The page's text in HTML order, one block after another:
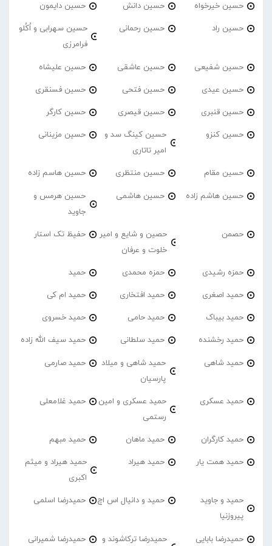
حسین خیرخواه حسین دانش حسین دایمون
حسین راد حسین رحمانی
حسین سهرابی و اُکُلو
فرامرزی
حسین شفیعی حسین عاشقی حسین علیشاه
حسین عیدی حسین فتحی حسین فسنقری
حسین قنبری حسین قیصری حسین کارگر
حسین کنزو
حسین کینگ سد و
امیر تاتاری
حسین مزینانی
حسین مقام حسین منتظری حسین هاسم زاده
حسین هاشم زاده حسین هاشمی
حسین هرمس و
جاوید
حصمن
حصین و شایع و امیر
خلوت و عرفان
حفیظ تک استار
حمزه رشیدی حمزه محمدی حمید
حمید اصغری حمید افتخاری حمید ام کی
حمید بیباک حمید حامی حمید خسروی
حمید رخشنده حمید سلطانی حمید سیف الله زاده
حمید شاهی
حمید شاهی و میلاد
پارسیان
حمید صارمی
حمید عسکری
حمید عسکری و امین
رستمی
حمید غلامعلی
حمید کارگران حمید ماهان حمید مبهم
حمید همت یار حمید هیراد
حمید هیراد و میثم
اکبری
حمید و جاوید
پیروزنیا
حمید و دانیال اس اچ حمیدرضا اسلمی
حمیدرضا بابایی حمیدرضا ترکاشوند و حمیدرضا شمیرانی